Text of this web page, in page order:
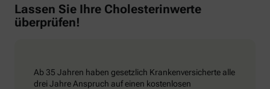
Lassen Sie Ihre Cholesterinwerte
überprüfen!
Ab 35 Jahren haben gesetzlich Krankenversicherte alle
drei Jahre Anspruch auf einen kostenlosen